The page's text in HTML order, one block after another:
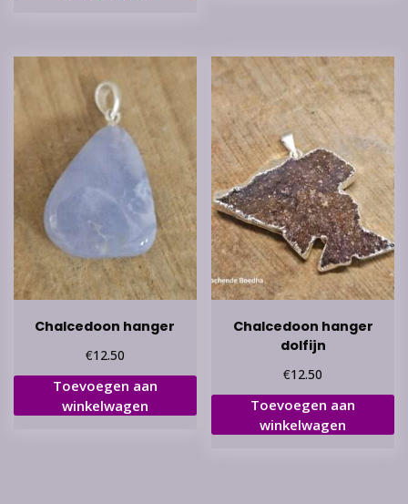
Chalcedoon hanger
€12.50
Toevoegen aan
winkelwagen
Chalcedoon hanger
dolfijn
€12.50
Toevoegen aan
winkelwagen